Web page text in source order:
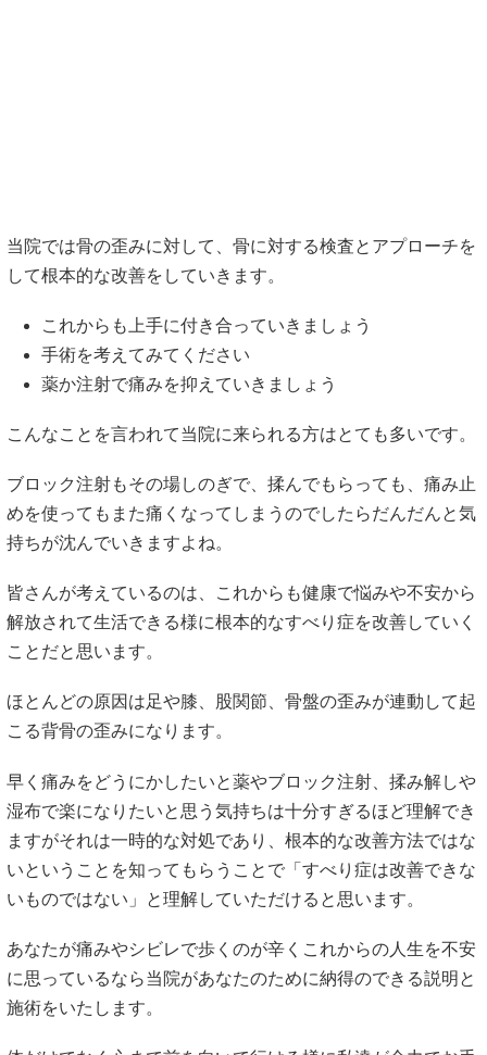
当院では骨の歪みに対して、骨に対する検査とアプローチを
して根本的な改善をしていきます。
これからも上手に付き合っていきましょう
手術を考えてみてください
薬か注射で痛みを抑えていきましょう
こんなことを言われて当院に来られる方はとても多いです。
ブロック注射もその場しのぎで、揉んでもらっても、痛み止
めを使ってもまた痛くなってしまうのでしたらだんだんと気
持ちが沈んでいきますよね。
皆さんが考えているのは、これからも健康で悩みや不安から
解放されて生活できる様に根本的なすべり症を改善していく
ことだと思います。
ほとんどの原因は足や膝、股関節、骨盤の歪みが連動して起
こる背骨の歪みになります。
早く痛みをどうにかしたいと薬やブロック注射、揉み解しや
湿布で楽になりたいと思う気持ちは十分すぎるほど理解でき
ますがそれは一時的な対処であり、根本的な改善方法ではな
いということを知ってもらうことで「すべり症は改善できな
いものではない」と理解していただけると思います。
あなたが痛みやシビレで歩くのが辛くこれからの人生を不安
に思っているなら当院があなたのために納得のできる説明と
施術をいたします。